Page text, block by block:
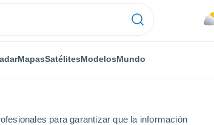
para garantizar que la información
MapasSatélitesModelosMundo